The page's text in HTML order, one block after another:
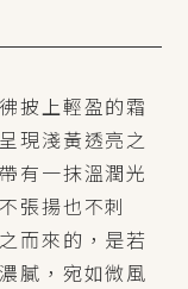
披上輕盈的霜
現淺黃透亮之
有一抹溫潤光
張揚也不刺
而來的，是若
膩，宛如微風